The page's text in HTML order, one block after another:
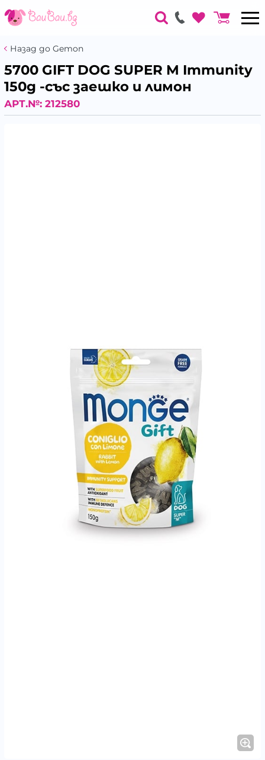
Назад до Gemon
5700 GIFT DOG SUPER M Immunity
150g -със заешко и лимон
АРТ.№: 212580